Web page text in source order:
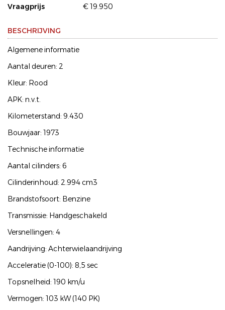
Vraagprijs
€ 19.950
BESCHRIJVING
Algemene informatie
Aantal deuren: 2
Kleur: Rood
APK: n.v.t.
Kilometerstand: 9.430
Bouwjaar: 1973
Technische informatie
Aantal cilinders: 6
Cilinderinhoud: 2.994 cm3
Brandstofsoort: Benzine
Transmissie: Handgeschakeld
Versnellingen: 4
Aandrijving: Achterwielaandrijving
Acceleratie (0-100): 8,5 sec
Topsnelheid: 190 km/u
Vermogen: 103 kW (140 PK)